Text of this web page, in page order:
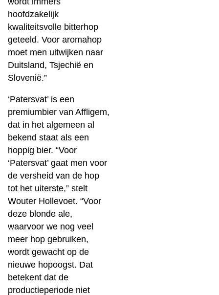
hoofdzakelijk
kwaliteitsvolle bitterhop
geteeld. Voor aromahop
moet men uitwijken naar
Duitsland, Tsjechië en
Slovenië.”
‘Patersvat’ is een
premiumbier van Affligem,
dat in het algemeen al
bekend staat als een
hoppig bier. “Voor
‘Patersvat’ gaat men voor
de versheid van de hop
tot het uiterste,” stelt
Wouter Hollevoet. “Voor
deze blonde ale,
waarvoor we nog veel
meer hop gebruiken,
wordt gewacht op de
nieuwe hopoogst. Dat
betekent dat de
productieperiode niet